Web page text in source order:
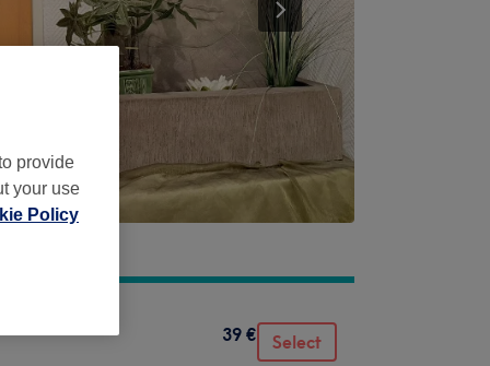
39 € Select
provide
your use
Policy